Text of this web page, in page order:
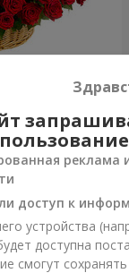
Заказать
реклама
доступ к
устройства
доступна
смогут